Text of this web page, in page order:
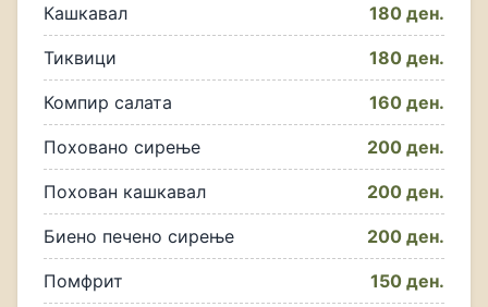
Кашкавал 180 ден.
Тиквици 180 ден.
Компир салата 160 ден.
Поховано сирење 200 ден.
Похован кашкавал 200 ден.
Биено печено сирење 200 ден.
Помфрит 150 ден.